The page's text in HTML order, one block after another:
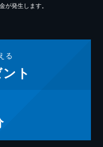
発生します。
る
ト